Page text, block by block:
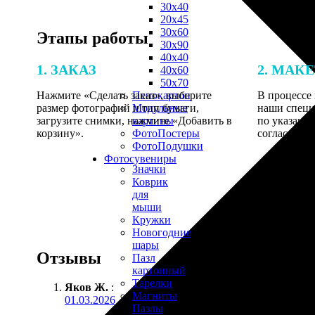
30х40
20х45
30х60
30х90
40х40
40х60
50х70
Пенокартон
Модульные
картины
ФотоПостеры
ФотоПодушки
Фотоcувениры
Значки
Коврик
для
мыши
Кружки
Новогодние
шары
Пазл
картонный
Тарелки
Магниты
Пазлы
Этапы работы
1. ЗАКАЗ
Нажмите «Сделать заказ», выберите
размер фотографий и тип бумаги,
загрузите снимки, нажмите «Добавить в
корзину».
2.
В процессе
наши
по
Отзывы
Яков Ж. :
01.03.2026